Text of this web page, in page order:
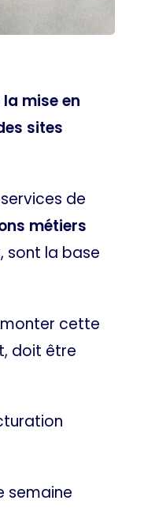
mise en
sites
de
métiers
sont la base
cette
doit être
semaine